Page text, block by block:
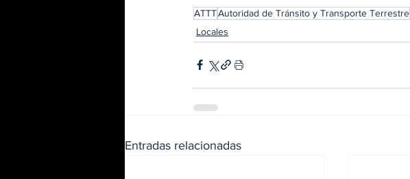
ATTTAutoridad de Tránsito y Transporte Terrestre
Locales
Entradas relacionadas